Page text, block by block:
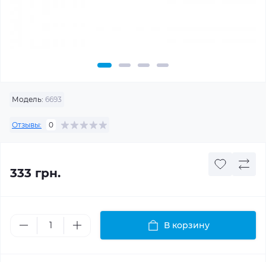
Модель: 6693
Отзывы: 0
333 грн.
В корзину